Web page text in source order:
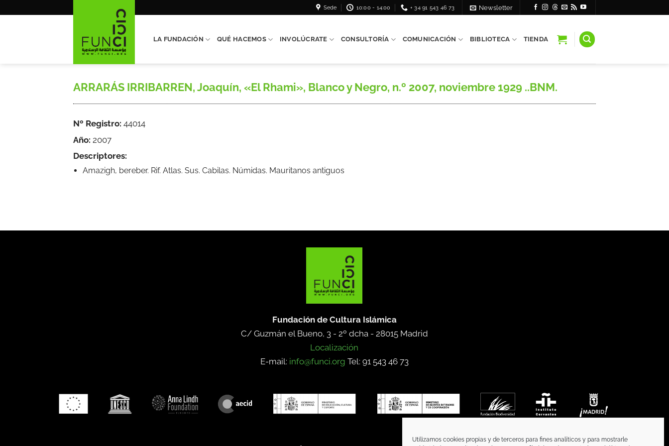
Utilizamos cookies propias y de terceros para fines analíticos y para mostrarle
Sede 10:00 - 14:00 + 34 91 543 46 73 Newsletter
LA FUNDACIÓN QUÉ HACEMOS INVOLÚCRATE CONSULTORÍA COMUNICACIÓN BIBLIOTECA TIENDA
ARRARÁS IRRIBARREN, Joaquín, «El Rhami», Blanco y Negro, n.º 2007, noviembre 1929 ..BNM.
Nº Registro: 44014
Año: 2007
Descriptores:
Amazigh, bereber. Rif. Atlas. Sus. Cabilas. Númidas. Mauritanos antiguos
Fundación de Cultura Islámica
C/ Guzmán el Bueno, 3 - 2º dcha - 28015 Madrid
Localización
E-mail: info@funci.org Tel: 91 543 46 73